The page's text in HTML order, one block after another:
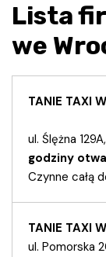
Lista
we
TANIE TAXI
ul. Ślężna
godziny
Czynne całą
TANIE TAXI
ul. Pomorska